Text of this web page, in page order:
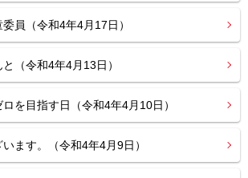
員（令和4年4月17日）
（令和4年4月13日）
を目指す日（令和4年4月10日）
ます。（令和4年4月9日）